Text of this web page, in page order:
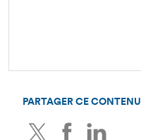
PARTAGER CE CONTENU
TwitterFacebook